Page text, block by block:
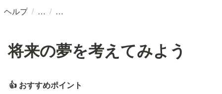
ヘルプ / /
将来の夢を考えてみよう
👍 おすすめポイント